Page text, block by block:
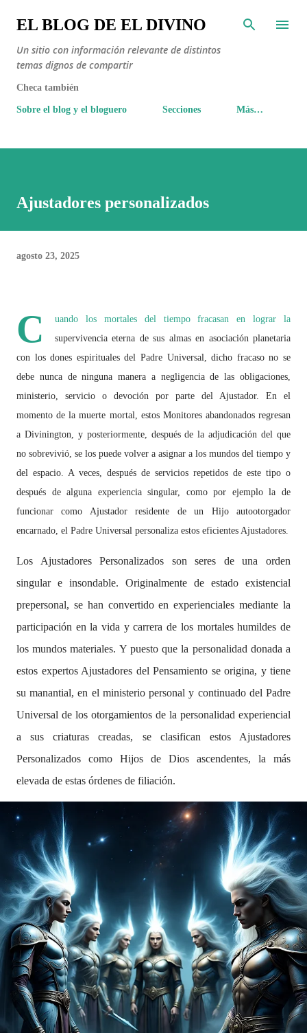
Ir al contenido principal
EL BLOG DE EL DIVINO
Un sitio con información relevante de distintos
temas dignos de compartir
Checa también
Sobre el blog y el bloguero Secciones Más…
Ajustadores personalizados
agosto 23, 2025
C
uando los mortales del tiempo fracasan en lograr la
supervivencia eterna de sus almas en asociación planetaria
con los dones espirituales del Padre Universal, dicho fracaso no se
debe nunca de ninguna manera a negligencia de las obligaciones,
ministerio, servicio o devoción por parte del Ajustador. En el
momento de la muerte mortal, estos Monitores abandonados regresan
a Divinington, y posteriormente, después de la adjudicación del que
no sobrevivió, se los puede volver a asignar a los mundos del tiempo y
del espacio. A veces, después de servicios repetidos de este tipo o
después de alguna experiencia singular, como por ejemplo la de
funcionar como Ajustador residente de un Hijo autootorgador
encarnado, el Padre Universal personaliza estos eficientes Ajustadores.
Los Ajustadores Personalizados son seres de una orden
singular e insondable. Originalmente de estado existencial
prepersonal, se han convertido en experienciales mediante la
participación en la vida y carrera de los mortales humildes de
los mundos materiales. Y puesto que la personalidad donada a
estos expertos Ajustadores del Pensamiento se origina, y tiene
su manantial, en el ministerio personal y continuado del Padre
Universal de los otorgamientos de la personalidad experiencial
a sus criaturas creadas, se clasifican estos Ajustadores
Personalizados como Hijos de Dios ascendentes, la más
elevada de estas órdenes de filiación.